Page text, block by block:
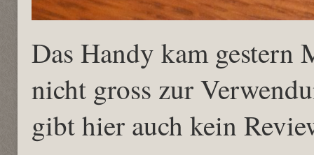
Das Handy kam gestern
nicht gross zur
gibt hier auch kein